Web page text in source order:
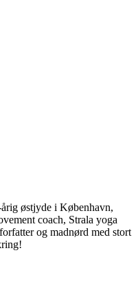
østjyde i København,
coach, Strala yoga
og madnørd med stort